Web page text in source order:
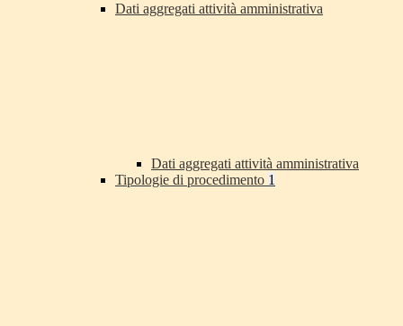
Dati aggregati attività amministrativa
Dati aggregati attività amministrativa
Tipologie di procedimento 1